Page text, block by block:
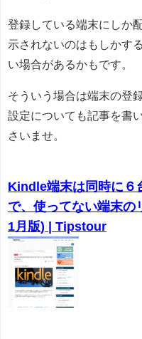
登録している端末にしか
示されないのはもしかす
い場合があるかもです。
そういう場合は端末の登
設定についても記事を書
さいませ。
Kindle端末は同時に６
で、使ってない端末の
1月版) | Tipstour